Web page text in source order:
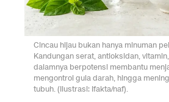
Cincau hijau bukan hanya minuman
Kandungan serat, antioksidan,
dalamnya berpotensi membantu
mengontrol gula darah, hingga
tubuh. (Ilustrasi: Ifakta/naf).